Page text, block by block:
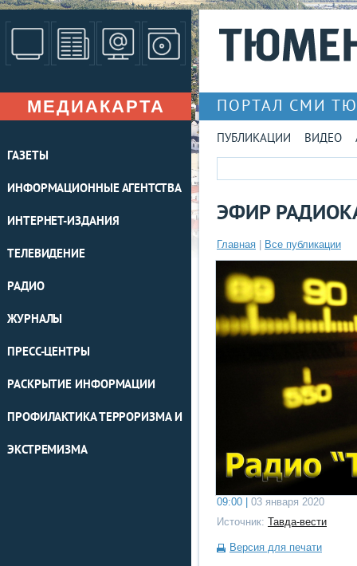
МЕДИАКАРТА
ГАЗЕТЫ
ИНФОРМАЦИОННЫЕ АГЕНТСТВА
ИНТЕРНЕТ-ИЗДАНИЯ
ТЕЛЕВИДЕНИЕ
РАДИО
ЖУРНАЛЫ
ПРЕСС-ЦЕНТРЫ
РАСКРЫТИЕ ИНФОРМАЦИИ
ПРОФИЛАКТИКА ТЕРРОРИЗМА И
ЭКСТРЕМИЗМА
ПОРТАЛ СМИ
ПУБЛИКАЦИИ ВИДЕО
ЭФИР
Главная Все публикации
09:00 |
03 января 2020
Источник: Тавда-вести
Версия для печати